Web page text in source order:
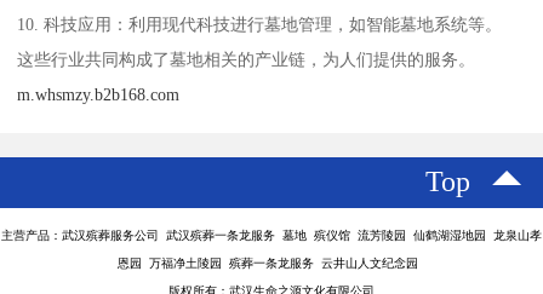
10. 科技应用：利用现代科技进行墓地管理，如智能墓地系统等。
这些行业共同构成了墓地相关的产业链，为人们提供的服务。
m.whsmzy.b2b168.com
Top
主营产品：武汉殡葬服务公司 武汉殡葬一条龙服务 墓地 殡仪馆 流芳陵园 仙鹤湖湿地园 龙泉山孝
恩园 万福净土陵园 殡葬一条龙服务 云井山人文纪念园
版权所有：武汉生命之源文化有限公司